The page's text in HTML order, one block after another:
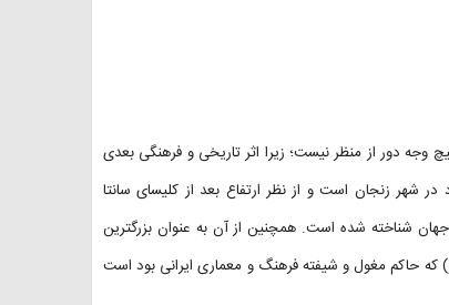
وجه دور از منظر نیست؛ زیرا اثر تاریخی و فرهنگی بعدی
شهر زنجان است و از نظر ارتفاع بعد از کلیسای سانتا
شناخته شده است. همچنین از آن به عنوان بزرگترین
که حاکم مغول و شیفته فرهنگ و معماری ایرانی بود است